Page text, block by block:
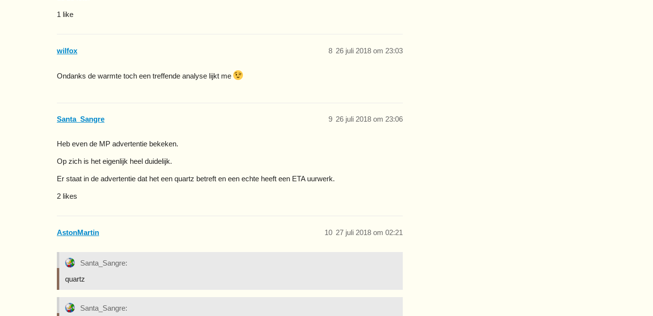
1 like
wilfox 26 juli 2018 om 23:03
8
Ondanks de warmte toch een treffende analyse lijkt me
Santa_Sangre 26 juli 2018 om 23:06
9
Heb even de MP advertentie bekeken.
Op zich is het eigenlijk heel duidelijk.
Er staat in de advertentie dat het een quartz betreft en een echte heeft een ETA uurwerk.
2 likes
AstonMartin 27 juli 2018 om 02:21
10
Santa_Sangre:
quartz
Santa_Sangre: